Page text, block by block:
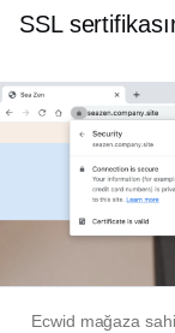
SSL
Ecwid mağaza